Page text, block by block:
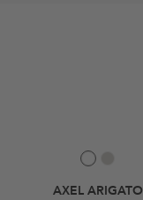
AXEL ARIGATO